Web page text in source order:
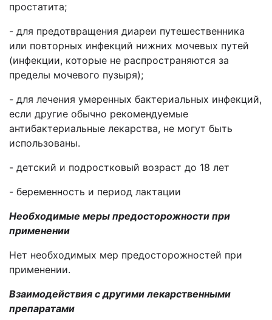
простатита;
- для предотвращения диареи путешественника
или повторных инфекций нижних мочевых путей
(инфекции, которые не распространяются за
пределы мочевого пузыря);
- для лечения умеренных бактериальных инфекций,
если другие обычно рекомендуемые
антибактериальные лекарства, не могут быть
использованы.
- детский и подростковый возраст до 18 лет
- беременность и период лактации
Необходимые меры предосторожности при
применении
Нет необходимых мер предосторожностей при
применении.
Взаимодействия с другими лекарственными
препаратами